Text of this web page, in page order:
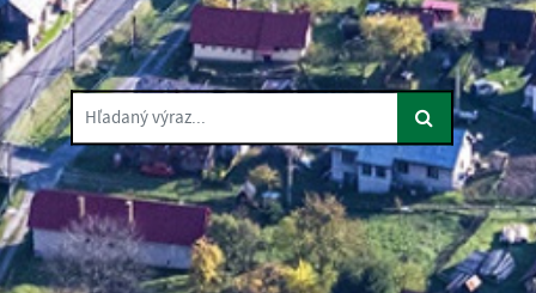
Hľadaný výraz...